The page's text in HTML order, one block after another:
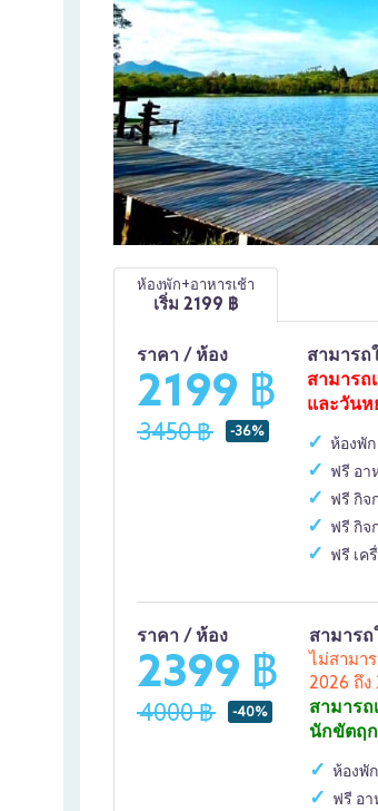
ห้องพัก+อาหารเช้า
เริ่ม 2199 ฿
ราคา / ห้อง
2199 ฿
3450 ฿ -36%
สามารถ
สามารถ
และวัน
ห้องพั
ฟรี อา
ฟรี กิจ
ฟรี กิจ
ฟรี เค
ราคา / ห้อง
2399 ฿
4000 ฿ -40%
สามารถ
ไม่สามา
2026 ถึง
สามาร
นักขัตฤ
ห้องพั
ฟรี อ